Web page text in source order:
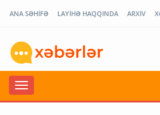
ANA SƏHİFƏ LAYİHƏ HAQQINDA ARXİV